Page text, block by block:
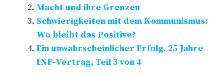
Macht und ihre Grenzen
Schwierigkeiten mit dem Kommunismus:
Wo bleibt das Positive?
Ein unwahrscheinlicher Erfolg. 25 Jahre
INF-Vertrag, Teil 3 von 4